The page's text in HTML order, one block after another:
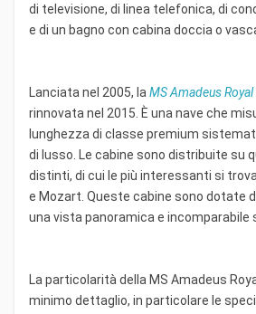
di televisione, di linea telefonica, di
e di un bagno con cabina doccia o
Lanciata nel 2005, la MS Amadeus Royal
rinnovata nel 2015. È una nave che
lunghezza di classe premium
di lusso. Le cabine sono distribuite su
distinti, di cui le più interessanti si
e Mozart. Queste cabine sono dotate
una vista panoramica e incomparabile
La particolarità della MS Amadeus
minimo dettaglio, in particolare le